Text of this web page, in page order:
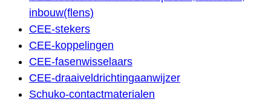
inbouw(flens)
CEE-stekers
CEE-koppelingen
CEE-fasenwisselaars
CEE-draaiveldrichtingaanwijzer
Schuko-contactmaterialen